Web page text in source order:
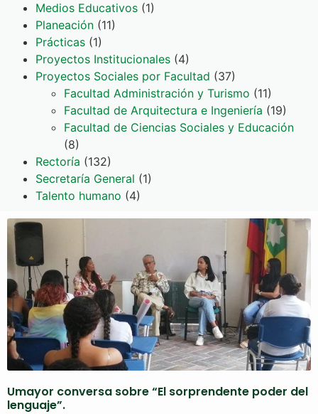
Medios Educativos (1)
Planeación (11)
Prácticas (1)
Proyectos Institucionales (4)
Proyectos Sociales por Facultad (37)
Facultad Administración y Turismo (11)
Facultad de Arquitectura e Ingeniería (19)
Facultad de Ciencias Sociales y Educación
(8)
Rectoría (132)
Secretaría General (1)
Talento humano (4)
Umayor conversa sobre “El sorprendente poder del
lenguaje”.